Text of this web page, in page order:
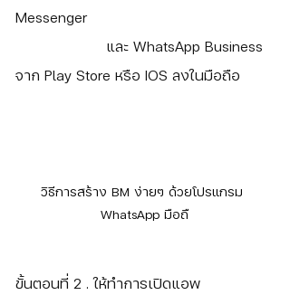
Messenger
จาก Play Store หรือ IOS ลงในมือถือ
วิธีการสร้าง BM ง่ายๆ ด้วยโปรแกรม
WhatsApp มือถื
ขั้นตอนที่ 2 . ให้ทำการเปิดแอพ